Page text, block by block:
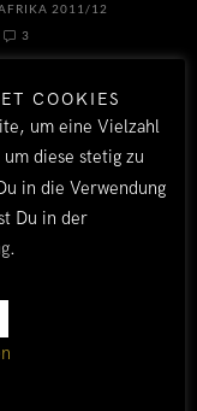
2011/12
3
COOKIES
um eine Vielzahl
diese stetig zu
in die Verwendung
Du in der
.